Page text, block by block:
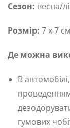
Сезон: весна/
Розмір: 7 х 7 см
Де можна
В
гумових